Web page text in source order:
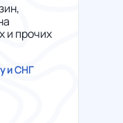
и прочих
и СНГ